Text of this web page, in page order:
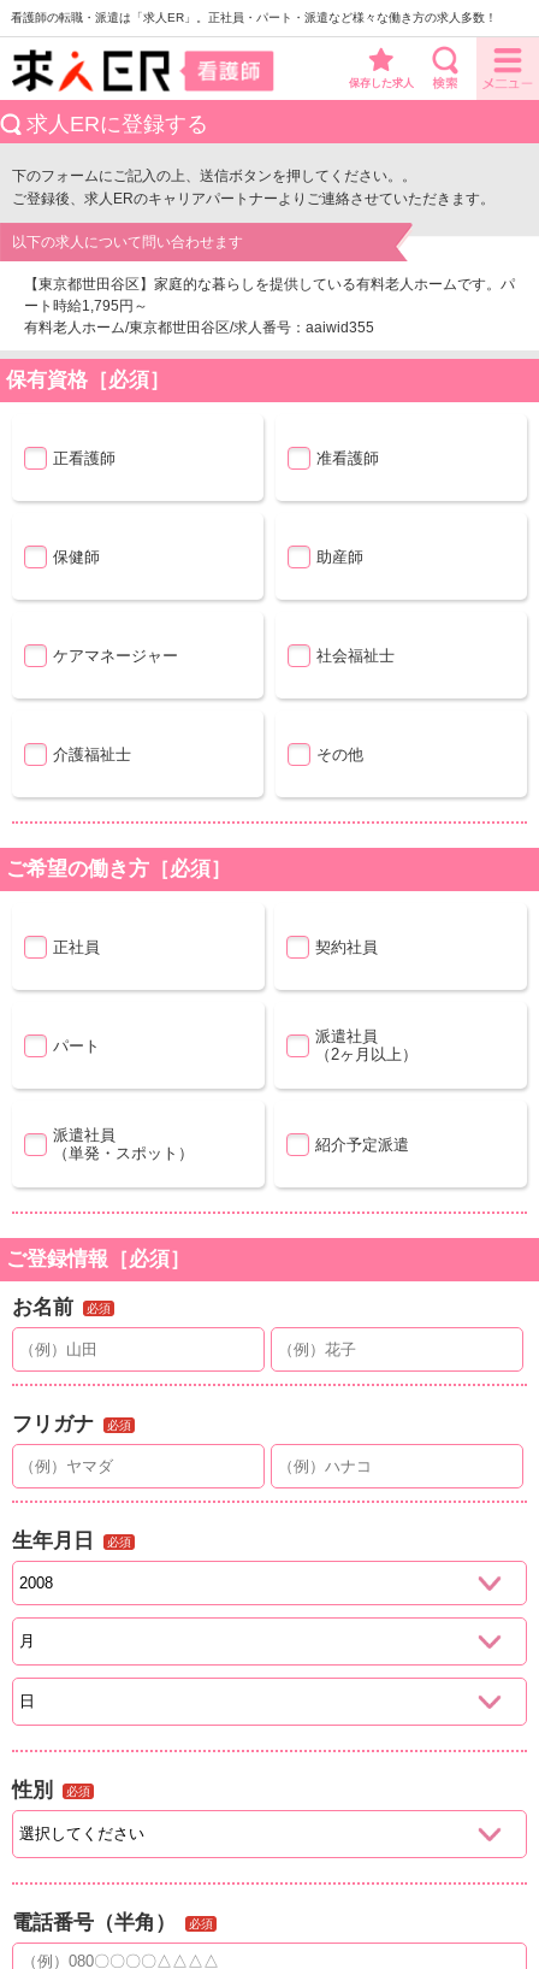
看護師の転職・派遣は「求人ER」。正社員・パート・派遣など様々な働き方の求人多数！
保存した求人
求人ERに登録する
下のフォームにご記入の上、送信ボタンを押してください。。
ご登録後、求人ERのキャリアパートナーよりご連絡させていただきます。
以下の求人について問い合わせます
【東京都世田谷区】家庭的な暮らしを提供している有料老人ホームです。パ
ート時給1,795円～
有料老人ホーム/東京都世田谷区/求人番号：aaiwid355
保有資格［必須］
正看護師 准看護師
保健師 助産師
ケアマネージャー 社会福祉士
介護福祉士 その他
ご希望の働き方［必須］
正社員 契約社員
パート
派遣社員
（2ヶ月以上）
派遣社員
（単発・スポット）
紹介予定派遣
ご登録情報［必須］
お名前 必須
フリガナ 必須
生年月日 必須
性別 必須
電話番号（半角） 必須